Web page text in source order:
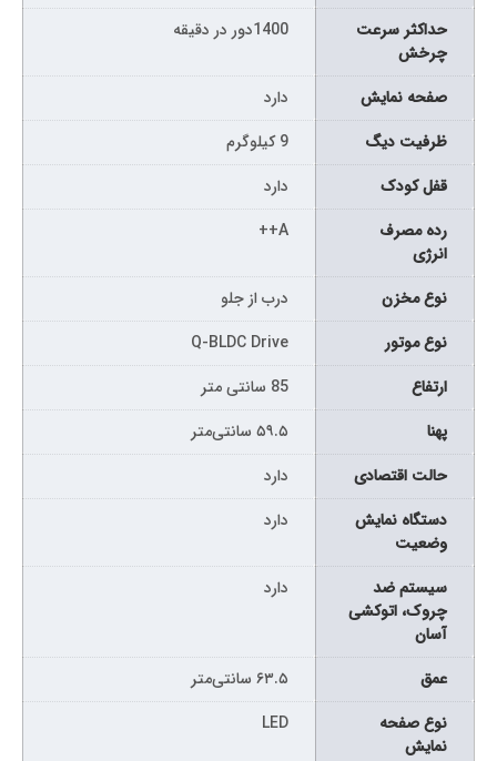
حداکثر سرعت
چرخش
1400دور در دقیقه
صفحه نمایش
دارد
ظرفیت دیگ
9 کیلوگرم
قفل کودک
دارد
رده مصرف
انرژی
A++
نوع مخزن
درب از جلو
نوع موتور
Q-BLDC Drive
ارتفاع
85 سانتی متر
پهنا
۵۹.۵ سانتی‌متر
حالت اقتصادی
دارد
دستگاه نمایش
وضعیت
دارد
سیستم ضد
چروک، اتوکشی
آسان
دارد
عمق
۶۳.۵ سانتی‌متر
نوع صفحه
نمايش
LED